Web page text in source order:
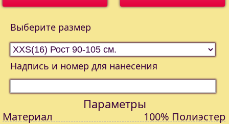
Выберите размер
Надпись и номер для нанесения
Параметры
Материал
100% Полиэстер